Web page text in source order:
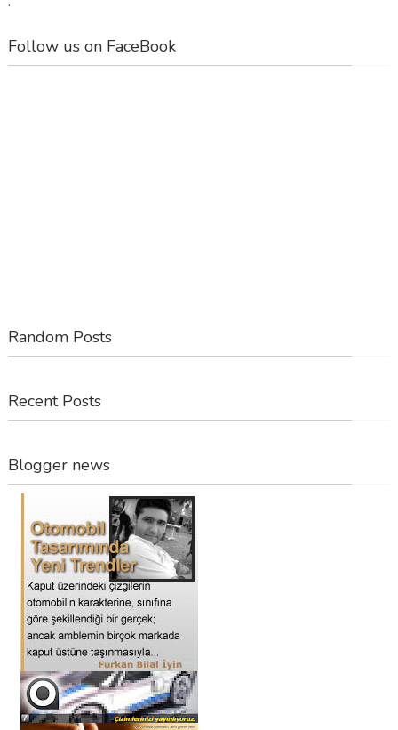
Follow us on FaceBook
Random Posts
Recent Posts
Blogger news